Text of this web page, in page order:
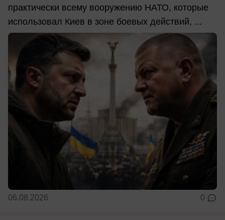
практически всему вооружению НАТО, которые
использовал Киев в зоне боевых действий, ...
06.08.2026 0